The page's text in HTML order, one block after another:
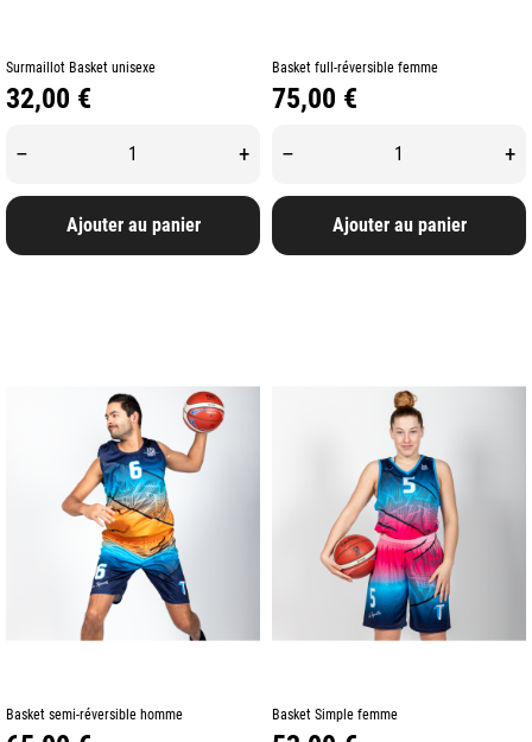
Surmaillot Basket unisexe
Prix
32,00 €
– +
Ajouter au panier
Basket full-réversible femme
Prix
75,00 €
– +
Ajouter au panier
Basket semi-réversible homme Basket Simple femme